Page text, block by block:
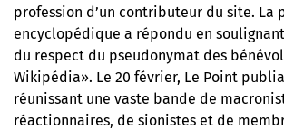
profession d’un contributeur du site. La
encyclopédique a répondu en
du respect du pseudonymat des
Wikipédia». Le 20 février, Le Point
réunissant une vaste bande de
réactionnaires, de sionistes et de